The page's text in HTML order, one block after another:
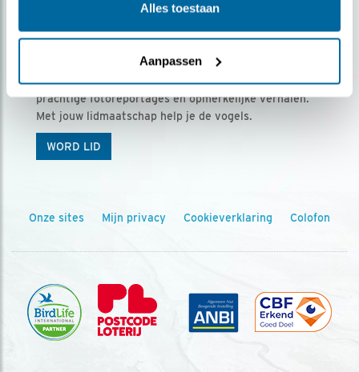
Alles toestaan
Aanpassen
Ontvang 5 x Vogels voor € 36,00 per jaar
Vogels is het tijdschrift voor onze leden, met
prachtige fotoreportages en opmerkelijke verhalen.
Met jouw lidmaatschap help je de vogels.
WORD LID
Onze sites Mijn privacy Cookieverklaring Colofon